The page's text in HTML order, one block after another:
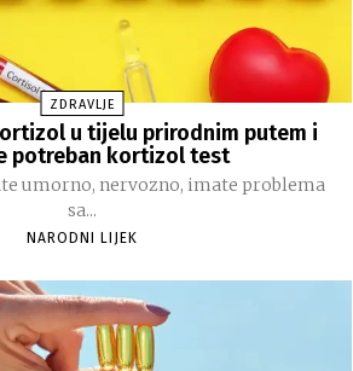
ZDRAVLJE
u tijelu prirodnim putem i
potreban kortizol test
umorno, nervozno, imate problema
sa...
NARODNI LIJEK